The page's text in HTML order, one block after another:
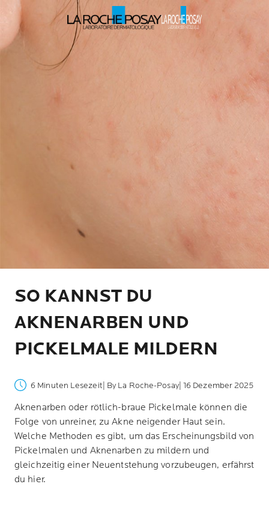
SO KANNST DU
AKNENARBEN UND
PICKELMALE MILDERN
6 Minuten Lesezeit | By La Roche-Posay| 16 Dezember 2025
Aknenarben oder rötlich-braue Pickelmale können die
Folge von unreiner, zu Akne neigender Haut sein.
Welche Methoden es gibt, um das Erscheinungsbild von
Pickelmalen und Aknenarben zu mildern und
gleichzeitig einer Neuentstehung vorzubeugen, erfährst
du hier.